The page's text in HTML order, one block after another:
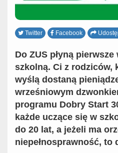
Twitter Facebook
Do ZUS płyną
szkolną. Ci z rodziców,
wyślą dostaną
wrześniowym
programu Dobry Start
każde uczące się w
do 20 lat, a jeżeli ma
niepełnosprawność, to